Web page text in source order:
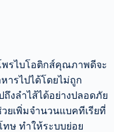
พรไบโอติกส์คุณภาพดีจะ
ารไปได้โดยไม่ถูก
งลำไส้ได้อย่างปลอดภัย
ยเพิ่มจำนวนแบคทีเรียที่
ทษ ทำให้ระบบย่อย